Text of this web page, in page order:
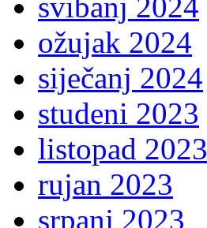
ožujak 2024
siječanj 2024
studeni 2023
listopad 2023
rujan 2023
srpanj 2023